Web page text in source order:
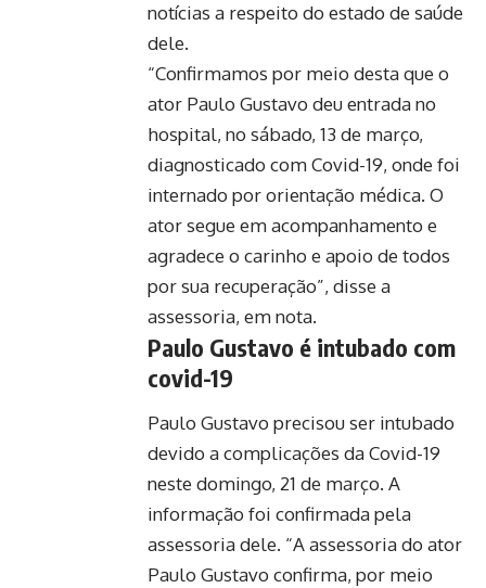
notícias a respeito do estado de saúde
dele.
“Confirmamos por meio desta que o
ator Paulo Gustavo deu entrada no
hospital, no sábado, 13 de março,
diagnosticado com Covid-19, onde foi
internado por orientação médica. O
ator segue em acompanhamento e
agradece o carinho e apoio de todos
por sua recuperação”, disse a
assessoria, em nota.
Paulo Gustavo é intubado com
covid-19
Paulo Gustavo precisou ser intubado
devido a complicações da Covid-19
neste domingo, 21 de março. A
informação foi confirmada pela
assessoria dele. “A assessoria do ator
Paulo Gustavo confirma, por meio